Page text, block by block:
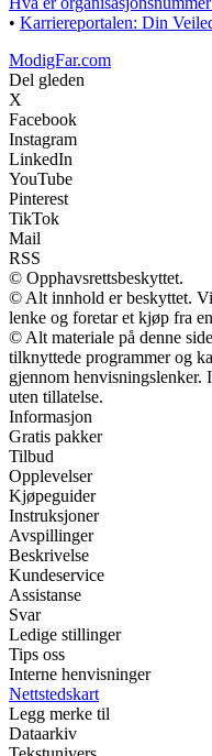
• Karriereportalen: Din
ModigFar.com
Del gleden
X
Facebook
Instagram
LinkedIn
YouTube
Pinterest
TikTok
Mail
RSS
© Opphavsrettsbeskyttet.
© Alt innhold er beskyttet.
lenke og foretar et kjøp fra
© Alt materiale på denne
tilknyttede programmer og
gjennom henvisningslenker.
uten tillatelse.
Informasjon
Gratis pakker
Tilbud
Opplevelser
Kjøpeguider
Instruksjoner
Avspillinger
Beskrivelse
Kundeservice
Assistanse
Svar
Ledige stillinger
Tips oss
Interne henvisninger
Nettstedskart
Legg merke til
Dataarkiv